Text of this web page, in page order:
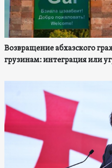
Возвращение абхазского
грузинам: интеграция или